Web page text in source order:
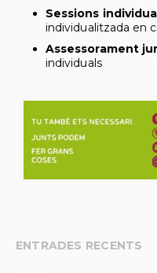
Sessions
individualitzada en
Assessorament
individuals
ENTRADES RECENTS